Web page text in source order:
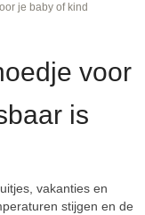
je baby of kind
voor
is
vakanties en
stijgen en de